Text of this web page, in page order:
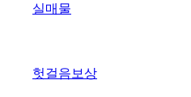
실매물
헛걸음보상